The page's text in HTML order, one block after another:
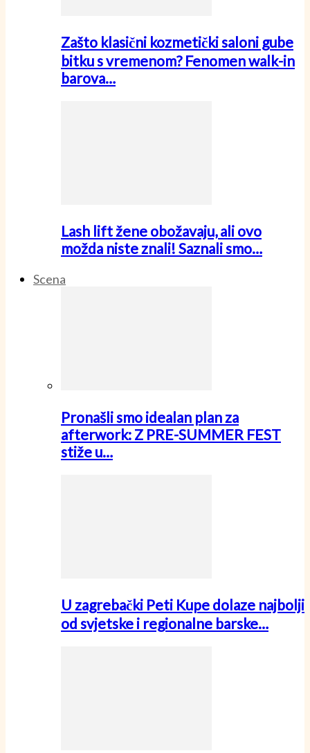
Zašto klasični kozmetički saloni gube
bitku s vremenom? Fenomen walk-in
barova…
Lash lift žene obožavaju, ali ovo
možda niste znali! Saznali smo…
Scena
Pronašli smo idealan plan za
afterwork: Z PRE-SUMMER FEST
stiže u…
U zagrebački Peti Kupe dolaze najbolji
od svjetske i regionalne barske…